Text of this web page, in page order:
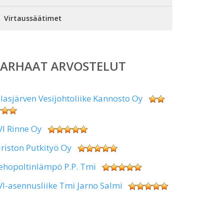
Virtaussäätimet
ARVOSTELUT
Vesijohtoliike Kannosto Oy
Rinne Oy
Putkityö Oy
P.P. Tmi
asennusliike Tmi Jarno Salmi